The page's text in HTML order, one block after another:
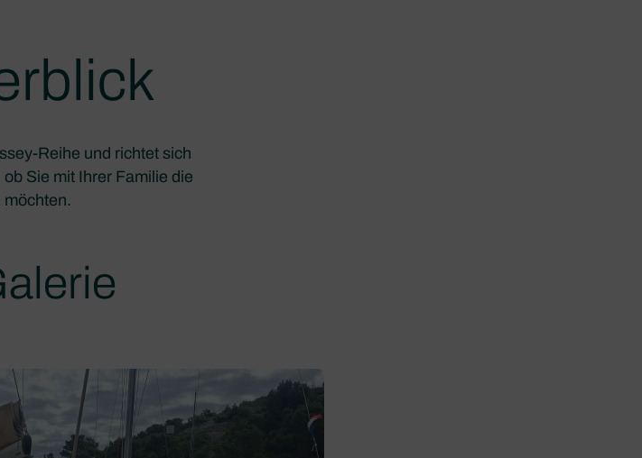
Reihe und richtet sich
Sie mit Ihrer Familie die
möchten.